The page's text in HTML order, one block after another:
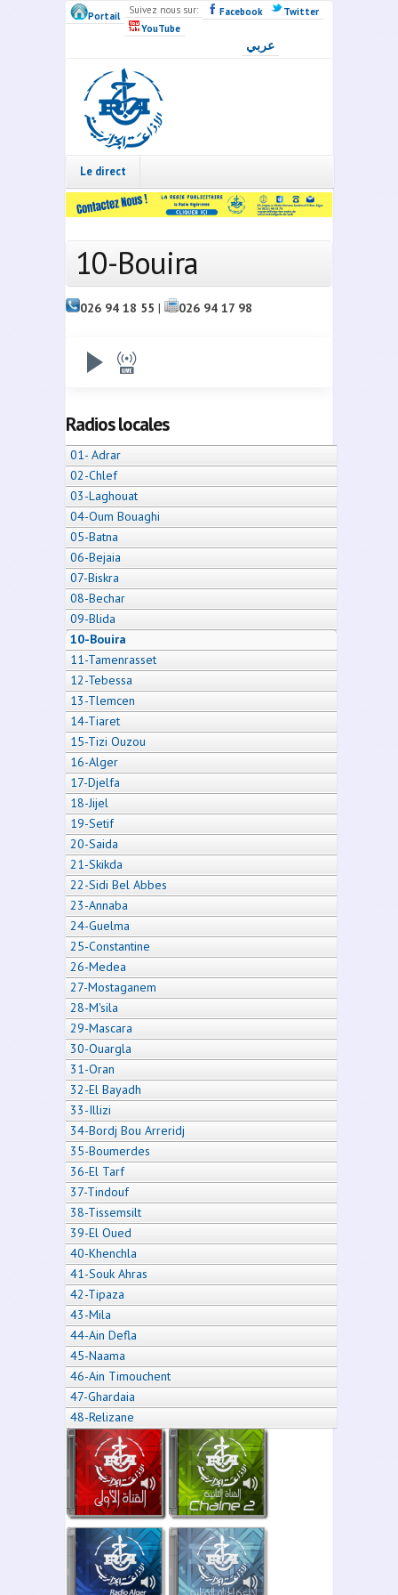
Skip to main content
Portail Suivez nous sur: Facebook
Twitter
YouTube
عربي
Radio
Algérie
Live
Le direct
10-Bouira
026 94 18 55 | 026 94 17 98
Radios locales
01- Adrar
02-Chlef
03-Laghouat
04-Oum Bouaghi
05-Batna
06-Bejaia
07-Biskra
08-Bechar
09-Blida
10-Bouira
11-Tamenrasset
12-Tebessa
13-Tlemcen
14-Tiaret
15-Tizi Ouzou
16-Alger
17-Djelfa
18-Jijel
19-Setif
20-Saida
21-Skikda
22-Sidi Bel Abbes
23-Annaba
24-Guelma
25-Constantine
26-Medea
27-Mostaganem
28-M'sila
29-Mascara
30-Ouargla
31-Oran
32-El Bayadh
33-Illizi
34-Bordj Bou Arreridj
35-Boumerdes
36-El Tarf
37-Tindouf
38-Tissemsilt
39-El Oued
40-Khenchla
41-Souk Ahras
42-Tipaza
43-Mila
44-Ain Defla
45-Naama
46-Ain Timouchent
47-Ghardaia
48-Relizane